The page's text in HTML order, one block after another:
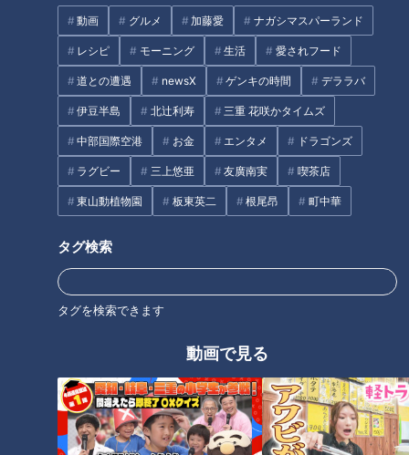
動画 グルメ 加藤愛 ナガシマスパーランド
レシピ モーニング 生活 愛されフード
道との遭遇 newsX ゲンキの時間 デララバ
伊豆半島 北辻利寿 三重 花咲かタイムズ
中部国際空港 お金 エンタメ ドラゴンズ
ラグビー 三上悠亜 友廣南実 喫茶店
東山動植物園 板東英二 根尾昂 町中華
タグ検索
タグを検索できます
動画で見る
「昭和40年代パイン缶」提供：社団法人 日本パインアップル缶詰協会
しかし、その味が日本国内に広がったのは、パイナップルその
ものではなく、実の中味を缶詰に加工したものだった。そこに
は大きな理由がある。パイナップルは、生のままでは日持ちし
にくい果物だった。例えば同じ南国フルーツのバナナは、収穫
してから日に日に熟していくが、パイナップルは時間をおいた
からといって糖度が上がるわけではない。収穫したら早めに食
べた方がおいしかった。しかし、当時は今のような航空便はな